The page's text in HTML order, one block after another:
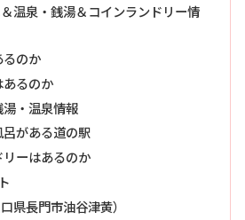
温泉・銭湯＆コインランドリー情
るのか
るのか
・温泉情報
がある道の駅
ーはあるのか
県長門市油谷津黄）